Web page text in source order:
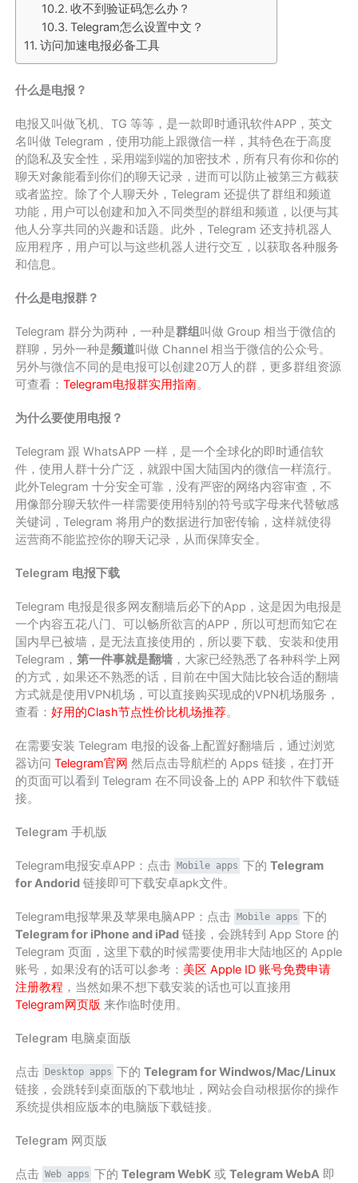
收不到验证码怎么办？
Telegram怎么设置中文？
访问加速电报必备工具
什么是电报？
电报又叫做飞机、TG 等等，是一款即时通讯软件APP，英文
名叫做 Telegram，使用功能上跟微信一样，其特色在于高度
的隐私及安全性，采用端到端的加密技术，所有只有你和你的
聊天对象能看到你们的聊天记录，进而可以防止被第三方截获
或者监控。除了个人聊天外，Telegram 还提供了群组和频道
功能，用户可以创建和加入不同类型的群组和频道，以便与其
他人分享共同的兴趣和话题。此外，Telegram 还支持机器人
应用程序，用户可以与这些机器人进行交互，以获取各种服务
和信息。
什么是电报群？
Telegram 群分为两种，一种是群组叫做 Group 相当于微信的
群聊，另外一种是频道叫做 Channel 相当于微信的公众号。
另外与微信不同的是电报可以创建20万人的群，更多群组资源
可查看：Telegram电报群实用指南。
为什么要使用电报？
Telegram 跟 WhatsAPP 一样，是一个全球化的即时通信软
件，使用人群十分广泛，就跟中国大陆国内的微信一样流行。
此外Telegram 十分安全可靠，没有严密的网络内容审查，不
用像部分聊天软件一样需要使用特别的符号或字母来代替敏感
关键词，Telegram 将用户的数据进行加密传输，这样就使得
运营商不能监控你的聊天记录，从而保障安全。
Telegram 电报下载
Telegram 电报是很多网友翻墙后必下的App，这是因为电报是
一个内容五花八门、可以畅所欲言的APP，所以可想而知它在
国内早已被墙，是无法直接使用的，所以要下载、安装和使用
Telegram，第一件事就是翻墙 ，大家已经熟悉了各种科学上网
的方式，如果还不熟悉的话，目前在中国大陆比较合适的翻墙
方式就是使用VPN机场，可以直接购买现成的VPN机场服务，
查看：好用的Clash节点性价比机场推荐。
在需要安装 Telegram 电报的设备上配置好翻墙后，通过浏览
器访问Telegram官网 然后点击导航栏的 Apps 链接，在打开
的页面可以看到 Telegram 在不同设备上的 APP 和软件下载链
接。
Telegram 手机版
Telegram电报安卓APP：点击 Mobile apps 下的Telegram
for Andorid 链接即可下载安卓apk文件。
Telegram电报苹果及苹果电脑APP：点击 Mobile apps 下的
Telegram for iPhone and iPad 链接，会跳转到 App Store 的
Telegram 页面，这里下载的时候需要使用非大陆地区的 Apple
账号，如果没有的话可以参考： 美区 Apple ID 账号免费申请
注册教程 ，当然如果不想下载安装的话也可以直接用
Telegram网页版 来作临时使用。
Telegram 电脑桌面版
点击 Desktop apps 下的Telegram for Windwos/Mac/Linux
链接，会跳转到桌面版的下载地址，网站会自动根据你的操作
系统提供相应版本的电脑版下载链接。
Telegram 网页版
点击 Web apps 下的Telegram WebK 或Telegram WebA 即